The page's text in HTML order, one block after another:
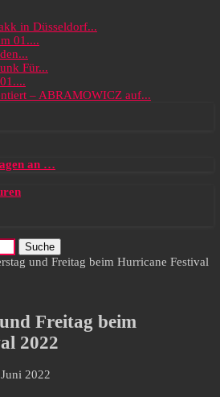
in Düsseldorf...
01....
Für...
– ABRAMOWICZ auf...
an …
Suche
und Freitag beim Hurricane Festival
Freitag beim
2022
2022